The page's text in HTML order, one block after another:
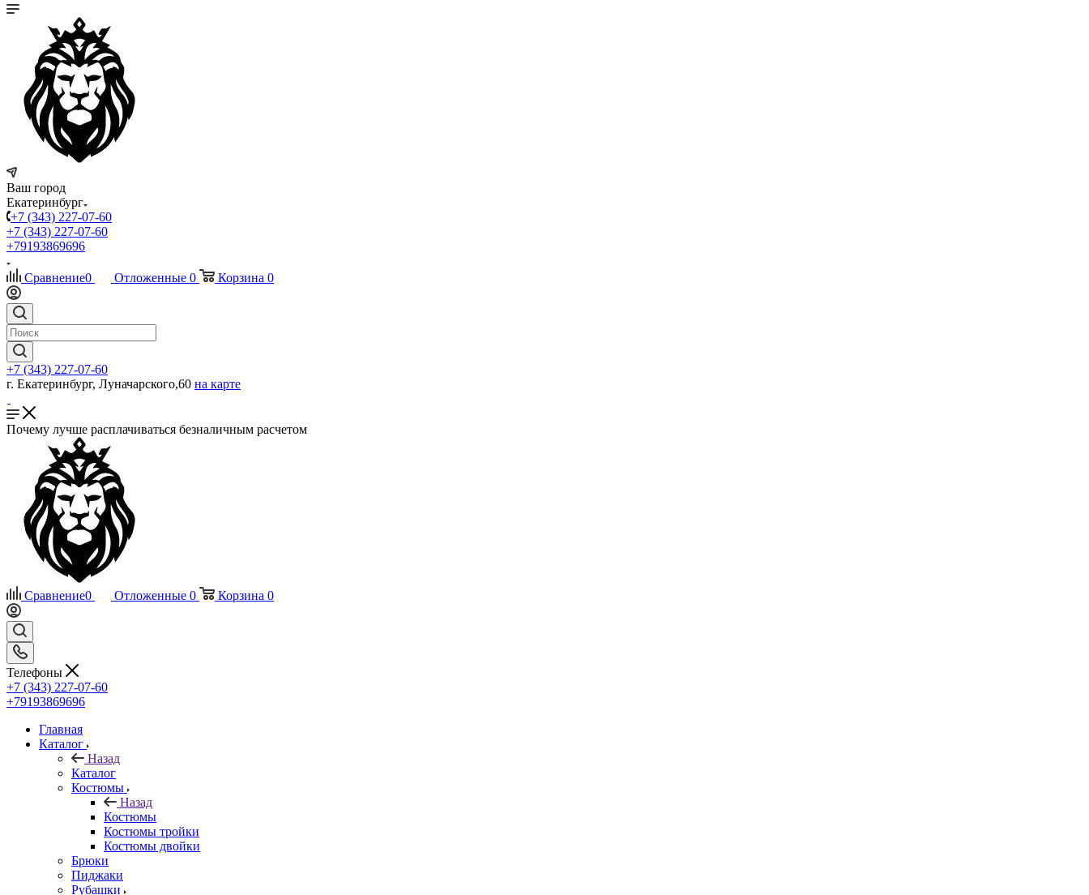
Ваш город
Екатеринбург
+7 (343) 227-07-60
+7 (343) 227-07-60
+79193869696
Сравнение0 Отложенные 0 Корзина 0
+7 (343) 227-07-60
г. Екатеринбург, Луначарского,60 на карте
Почему лучше расплачиваться безналичным расчетом
Сравнение0 Отложенные 0 Корзина 0
Телефоны
+7 (343) 227-07-60
+79193869696
Главная
Каталог
Назад
Каталог
Костюмы
Назад
Костюмы
Костюмы тройки
Костюмы двойки
Брюки
Пиджаки
Рубашки